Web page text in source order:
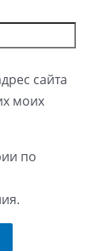
сайта
моих
по